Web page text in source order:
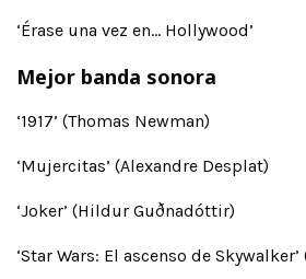
‘Érase una vez en… Hollywood’
Mejor banda sonora
‘1917’ (Thomas Newman)
‘Mujercitas’ (Alexandre Desplat)
‘Joker’ (Hildur Guðnadóttir)
‘Star Wars: El ascenso de